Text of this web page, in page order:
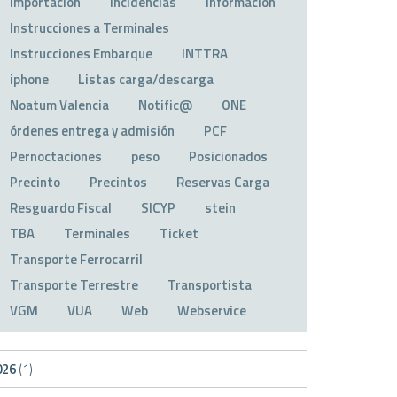
Instrucciones a Terminales
Instrucciones Embarque
INTTRA
iphone
Listas carga/descarga
Noatum Valencia
Notific@
ONE
órdenes entrega y admisión
PCF
Pernoctaciones
peso
Posicionados
Precinto
Precintos
Reservas Carga
Resguardo Fiscal
SICYP
stein
TBA
Terminales
Ticket
Transporte Ferrocarril
Transporte Terrestre
Transportista
VGM
VUA Web Webservice
(1)